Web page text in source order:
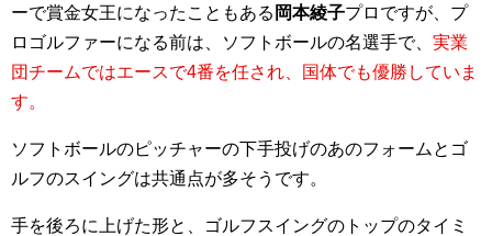
ーで賞金女王になったこともある 岡本綾子プロですが、プ
ロゴルファーになる前は、ソフトボールの名選手で、 実業
団チームではエースで4番を任され、国体でも優勝していま
す。
ソフトボールのピッチャーの下手投げのあのフォームとゴ
ルフのスイングは共通点が多そうです。
手を後ろに上げた形と、ゴルフスイングのトップのタイミ